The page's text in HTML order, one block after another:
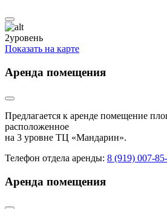
2уровень
Показать на карте
Аренда помещения
Предлагается к аренде помещение
расположенное
на 3 уровне ТЦ «Мандарин».
Телефон отдела аренды: 8 (919) 007-
Аренда помещения